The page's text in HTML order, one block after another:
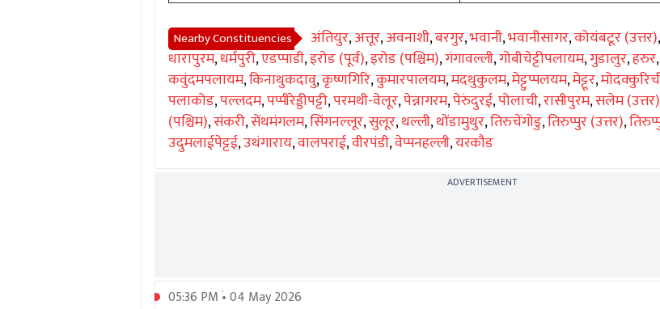
Nearby Constituencies अंतियुर,अत्तूर,अवनाशी,बरगुर,भवानी,भवानीसागर,कोयंबटूर (उत्तर),
धारापुरम,धर्मपुरी,एडप्पाडी,इरोड (पूर्व),इरोड (पश्चिम),गंगावल्ली,गोबीचेट्टीपलायम,गुडालुर,हरुर,
कवुंदमपलायम,किनाथुकदावु,कृष्णगिरि,कुमारपालयम,मदथुकुलम,मेट्टुप्पलयम,मेट्टूर,
पलाकोड,पल्लदम,पप्पीरेड्डीपट्टी,परमथी-वेलूर,पेन्नागरम,पेरुंदुरई,पोलाची,रासीपुरम,सलेम (उत्तर)
(पश्चिम),संकरी,सेंथमंगलम,सिंगनल्लूर,सुलूर,थल्ली,थोंडामुथुर,तिरुचेंगोडु,तिरुप्पुर (उत्तर),
उदुमलाईपेट्टई,उथंगाराय,वालपराई,वीरपंडी,वेप्पनहल्ली,यरकौड
ADVERTISEMENT
05:36 PM • 04 May 2026